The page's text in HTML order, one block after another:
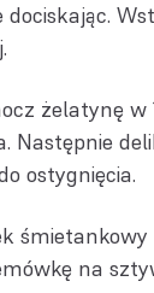
dociskając.
żelatynę
Następnie
ostygnięcia.
na